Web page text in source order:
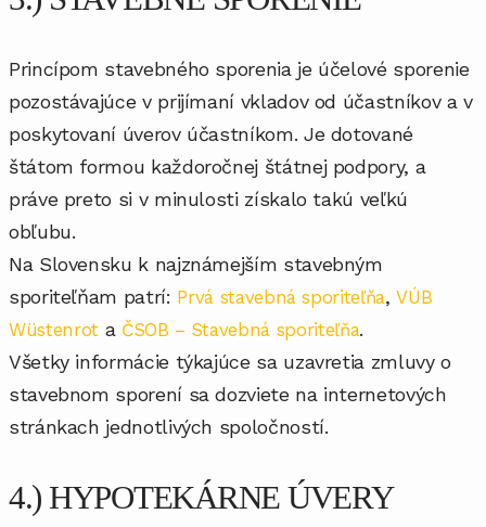
Princípom stavebného sporenia je účelové sporenie
pozostávajúce v prijímaní vkladov od účastníkov a v
poskytovaní úverov účastníkom. Je dotované
štátom formou každoročnej štátnej podpory, a
práve preto si v minulosti získalo takú veľkú
obľubu.
Na Slovensku k najznámejším stavebným
sporiteľňam patrí: Prvá stavebná sporiteľňa, VÚB
Wüstenrot a ČSOB – Stavebná sporiteľňa.
Všetky informácie týkajúce sa uzavretia zmluvy o
stavebnom sporení sa dozviete na internetových
stránkach jednotlivých spoločností.
4.) HYPOTEKÁRNE ÚVERY